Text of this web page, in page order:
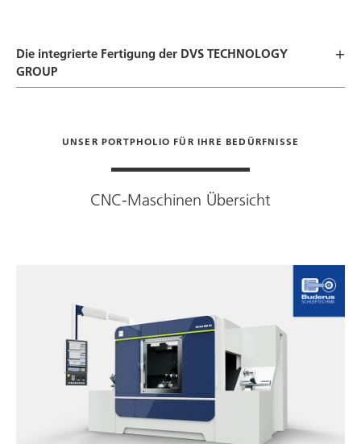
Die integrierte Fertigung der DVS TECHNOLOGY
GROUP
UNSER PORTPHOLIO FÜR IHRE BEDÜRFNISSE
CNC-Maschinen Übersicht